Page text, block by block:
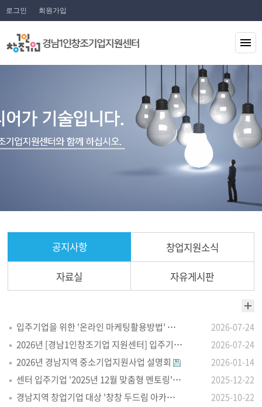
로그인 회원가입
공지사항 창업지원소식
자료실 자유게시판
입주기업을 위한 '온라인 마케팅활용방법' 자체교육 실시
2026-07-24
2026년 [경남1인창조기업 지원센터] 입주기업 모집 안내
2026-07-24
2026년 경남지역 중소기업지원사업 설명회
2026-01-14
센터 입주기업 '2025년 12월 맞춤형 멘토링'실시
2025-12-22
경남지역 창업기업 대상 '창창 두드림 아카데미'
2025-10-22